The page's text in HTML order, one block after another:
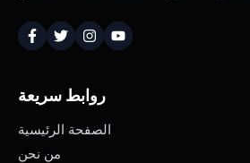
روابط سريعة
الصفحة الرئيسية
من نحن